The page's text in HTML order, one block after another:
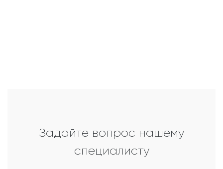
Задайте вопрос нашему
специалисту